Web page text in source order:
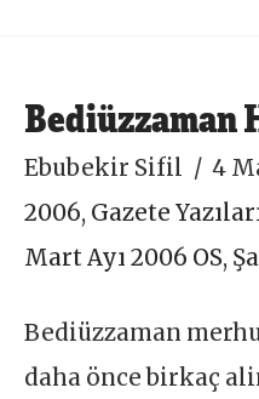
Bediüzzaman
Ebubekir Sifil
4
2006, Gazete
Mart Ayı 2006 OS,
Bediüzzaman
daha önce birkaç